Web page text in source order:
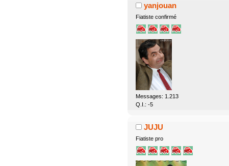
yanjouan
Fiatiste confirmé
Messages: 1.213
Q.I.: -5
JUJU
Fiatiste pro